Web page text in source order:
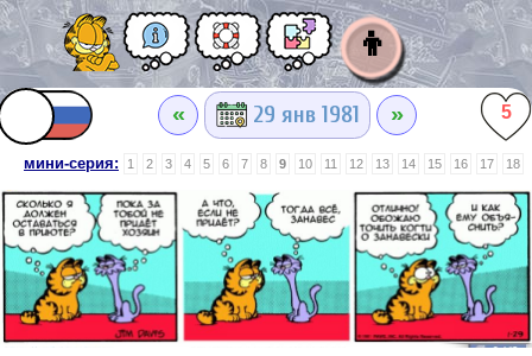
👦
« 29 янв 1981 » 5
мини-серия: 1 2 3 4 5 6 7 8 9 10 11 12 13 14 15 16 17 18